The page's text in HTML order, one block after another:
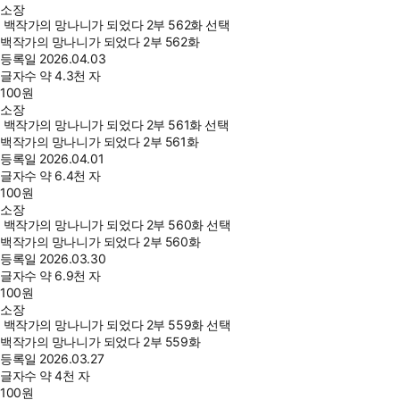
소장
백작가의 망나니가 되었다 2부 562화 선택
백작가의 망나니가 되었다 2부 562화
등록일 2026.04.03
글자수 약 4.3천 자
100원
소장
백작가의 망나니가 되었다 2부 561화 선택
백작가의 망나니가 되었다 2부 561화
등록일 2026.04.01
글자수 약 6.4천 자
100원
소장
백작가의 망나니가 되었다 2부 560화 선택
백작가의 망나니가 되었다 2부 560화
등록일 2026.03.30
글자수 약 6.9천 자
100원
소장
백작가의 망나니가 되었다 2부 559화 선택
백작가의 망나니가 되었다 2부 559화
등록일 2026.03.27
글자수 약 4천 자
100원